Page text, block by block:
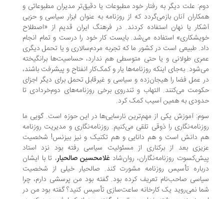
علت دیگر به رفتار خود مطبوعات یا دقیق‌تر مدیران مطبوعاتی و
آنان بازمی‌گردد که از روزنامه به عنوان ابزار سیاسی و حزبی
یا نهان استفاده کردند. در فرهنگ ایران قدیم از «اصطلاح
استفاده می‌شد. بایست کار خود را درست و تمام انجام
طبیعی است در کشور ما که تجربه مردم‌سالاری و یا تحمل دیگری
طولانی و یا حتی متوسطی هم ندارد، حساسیت‌ها برانگیخته
به‌جای اینکه روزنامه‌ها یار و کمک‌کار انفتاح و پیشرفت باشند،
عمل فضا را هیجان‌زده و سیاسی و غیر‌قابل تحمل برای دیگر اجزای
می‌کنند. التهاب و تندروی برخی روزنامه‌های دوم‌خردادی تا
به همین آسیب کمک کرد.
آموزش یکی از مهم‌ترین نارسایی‌ها در این حوزه است. گویی ما
را ذوقی تلقی می‌کنیم. روزنامه‌نگاری و مدیریت روزنامه
دانش است و هم‌ دانایی و هم تکنیک و نیز بیزنس! شخصیت
بعد از برکناری از مسئولیت سیاسی رفته بود نزد استاد
روزنامه‌نگاران، روان‌شادغلامحسین صالحیار، تا با ایشان
تأسیس روزنامه مشورت کند. صالحیار خیلی از شخصیت
صاحب‌نام تعریف کرده بود. گفته بود من پرسشی دارم، چرا
نمی‌روید یک کارخانه ساعت‌سازی تأسیس کنید‌؟ گفته بود من در